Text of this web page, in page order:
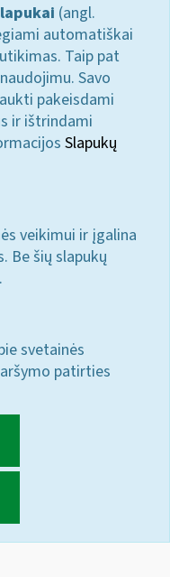
(angl.
automatiškai
Taip pat
Savo
pakeisdami
ir ištrindami
Slapukų
veikimui ir įgalina
Be šių slapukų
svetainės
patirties